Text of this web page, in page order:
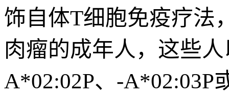
饰自体T细胞免疫疗法
肉瘤的成年人，这些
A*02:02P、-A*02:03P